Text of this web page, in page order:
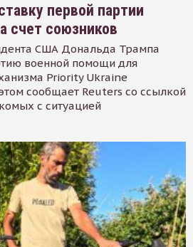
первой партии
счет союзников
США Дональда Трампа
военной помощи для
Priority Ukraine
сообщает Reuters со ссылкой
с ситуацией